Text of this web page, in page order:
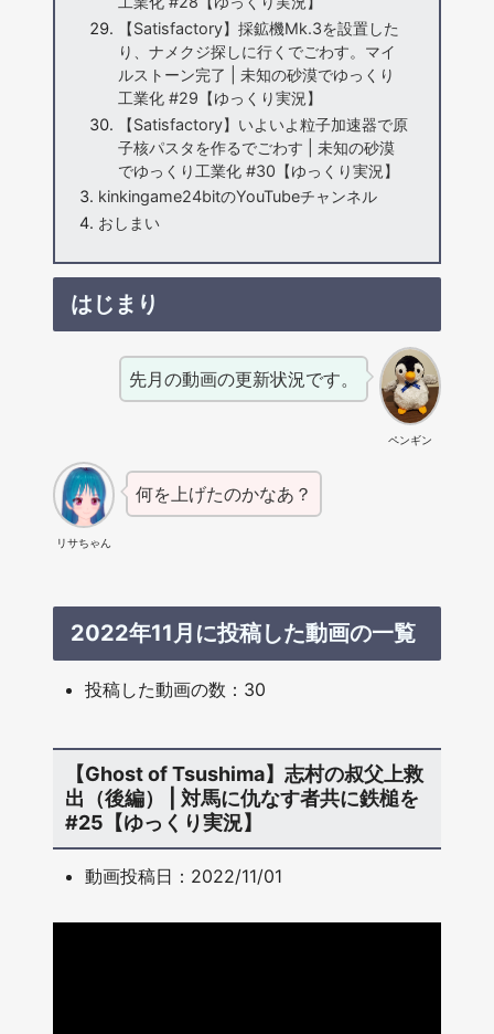
【Satisfactory】採鉱機Mk.3を設置した
り、ナメクジ探しに行くでごわす。マイ
ルストーン完了 | 未知の砂漠でゆっくり
工業化 #29【ゆっくり実況】
【Satisfactory】いよいよ粒子加速器で原
子核パスタを作るでごわす | 未知の砂漠
でゆっくり工業化 #30【ゆっくり実況】
kinkingame24bitのYouTubeチャンネル
おしまい
はじまり
ペンギン
先月の動画の更新状況です。
リサちゃん
何を上げたのかなあ？
2022年11月に投稿した動画の一覧
投稿した動画の数：30
【Ghost of Tsushima】志村の叔父上救
出（後編） | 対馬に仇なす者共に鉄槌を
#25【ゆっくり実況】
動画投稿日：2022/11/01